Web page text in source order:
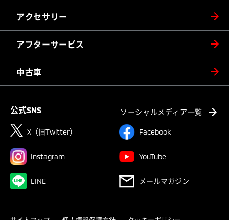
アクセサリー
アフターサービス
中古車
公式SNS ソーシャルメディア一覧
X（旧Twitter） Facebook
Instagram YouTube
LINE メールマガジン